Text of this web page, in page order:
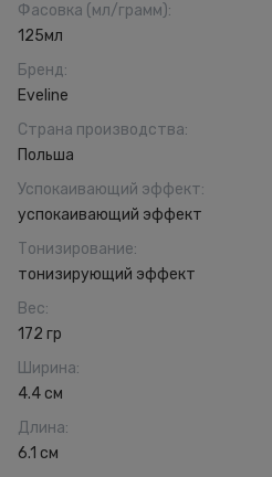
Фасовка (мл/грамм):
125мл
Бренд:
Eveline
Страна производства:
Польша
Успокаивающий эффект:
успокаивающий эффект
Тонизирование:
тонизирующий эффект
Вес:
172 гр
Ширина:
4.4 см
Длина:
6.1 см